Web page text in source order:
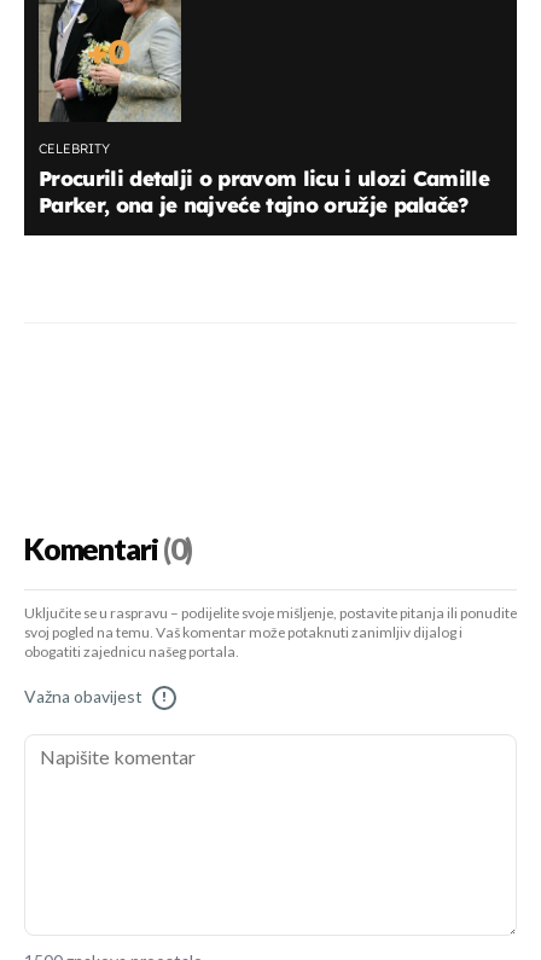
+0
CELEBRITY
Procurili detalji o pravom licu i ulozi Camille
Parker, ona je najveće tajno oružje palače?
Komentari(0)
Uključite se u raspravu – podijelite svoje mišljenje, postavite pitanja ili ponudite
svoj pogled na temu. Vaš komentar može potaknuti zanimljiv dijalog i
obogatiti zajednicu našeg portala.
Važna obavijest !